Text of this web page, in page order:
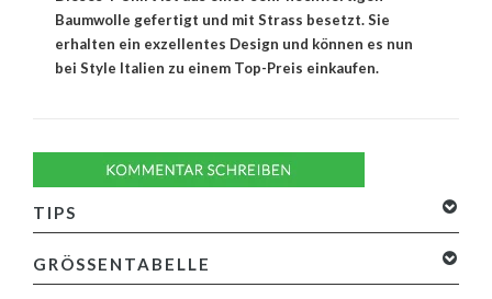
Baumwolle gefertigt und mit Strass besetzt. Sie
erhalten ein exzellentes Design und können es nun
bei Style Italien zu einem Top-Preis einkaufen.
TIPS
GRÖSSENTABELLE